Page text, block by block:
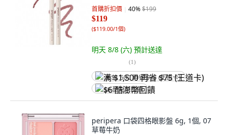
首購折扣價 40%$199
$119
($119.00/1個)
明天 8/8 (六) 預計送達
(1)
满 $1,500 再省 $75 (王道卡)
$6 酷澎幣回饋
peripera 口袋四格眼影盤 6g, 1個, 07
草莓牛奶